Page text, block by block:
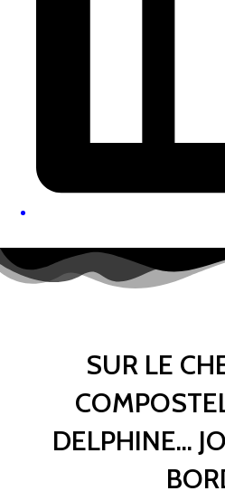
SUR LE
DELPHINE…